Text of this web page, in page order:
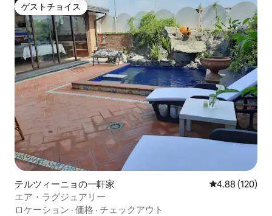
ゲストチョイス
ゲストチョイス
テルツィーニョの一軒家 レビュー120
4.88 (120)
エア・ラグジュアリー
ロケーション · 価格 · チェックアウト